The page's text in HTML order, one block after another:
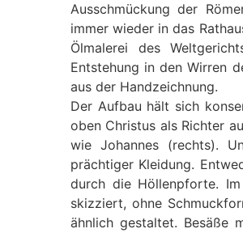
Ausschmückung der
immer wieder in das
Ölmalerei des
Entstehung in den Wirren
aus der Handzeichnung.
Der Aufbau hält sich
oben Christus als Richter
wie Johannes (rechts).
prächtiger Kleidung.
durch die Höllenpforte.
skizziert, ohne
ähnlich gestaltet. Besäße